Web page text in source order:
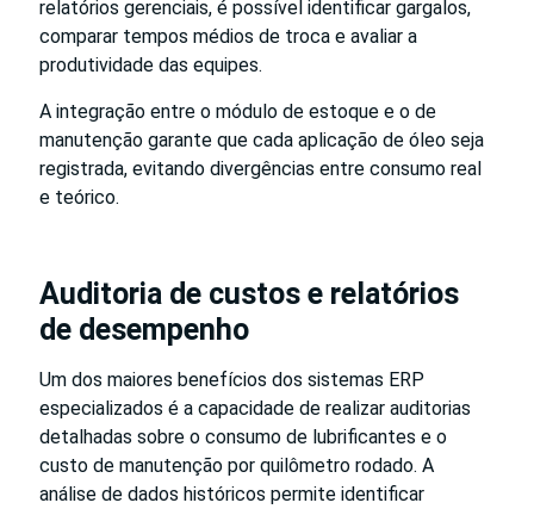
relatórios gerenciais, é possível identificar gargalos,
comparar tempos médios de troca e avaliar a
produtividade das equipes.
A integração entre o módulo de estoque e o de
manutenção garante que cada aplicação de óleo seja
registrada, evitando divergências entre consumo real
e teórico.
Auditoria de custos e relatórios
de desempenho
Um dos maiores benefícios dos sistemas ERP
especializados é a capacidade de realizar auditorias
detalhadas sobre o consumo de lubrificantes e o
custo de manutenção por quilômetro rodado. A
análise de dados históricos permite identificar